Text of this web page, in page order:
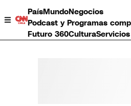
PaísMundoNegocios
Podcast y Programas
Futuro 360CulturaServicios